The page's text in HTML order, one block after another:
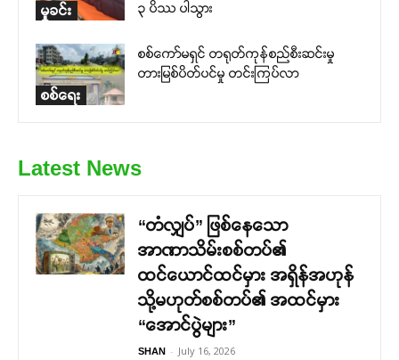
မှုခင်း
၃ ပိဿ ပါသွား
စစ်ရေး
စစ်ကော်မရှင် တရုတ်ကုန်စည်စီးဆင်းမှု
တားမြစ်ပိတ်ပင်မှု တင်းကြပ်လာ
Latest News
“တံလျှပ်” ဖြစ်နေသော
အာဏာသိမ်းစစ်တပ်၏
ထင်ယောင်ထင်မှား အရှိန်အဟုန်
သို့မဟုတ်စစ်တပ်၏ အထင်မှား
“အောင်ပွဲများ”
SHAN - July 16, 2026